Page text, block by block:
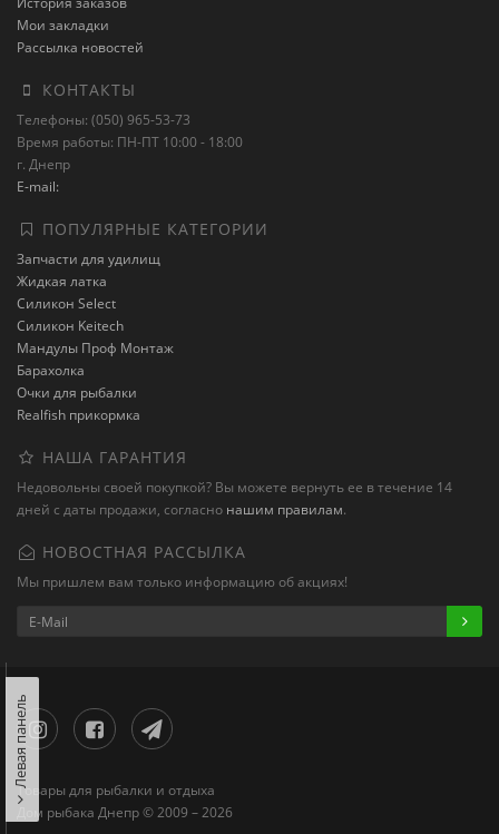
Мои закладки
Рассылка новостей
КОНТАКТЫ
Телефоны: (050) 965-53-73
Время работы: ПН-ПТ 10:00 - 18:00
г. Днепр
E-mail:
ПОПУЛЯРНЫЕ КАТЕГОРИИ
Запчасти для удилищ
Жидкая латка
Силикон Select
Силикон Keitech
Мандулы Проф Монтаж
Барахолка
Очки для рыбалки
Realfish прикормка
НАША ГАРАНТИЯ
Недовольны своей покупкой? Вы можете вернуть ее в течение 14
дней с даты продажи, согласно нашим правилам.
НОВОСТНАЯ РАССЫЛКА
Мы пришлем вам только информацию об акциях!
Товары для рыбалки и отдыха
Дом рыбака Днепр © 2009 – 2026
Левая панель